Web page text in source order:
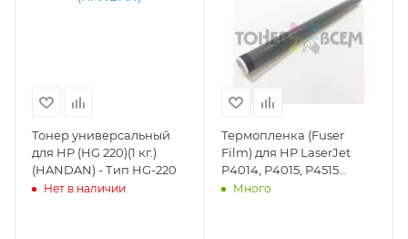
Тонер универсальный
для HP (HG 220)(1 кг.)
(HANDAN) - Тип HG-220
Нет в наличии
Термопленка (Fuser
Film) для HP LaserJet
P4014, P4015, P4515
(METAL)(DV Inc.) -
Много